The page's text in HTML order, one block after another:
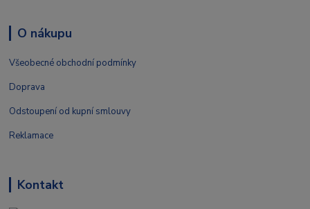
O nákupu
Všeobecné obchodní podmínky
Doprava
Odstoupení od kupní smlouvy
Reklamace
Kontakt